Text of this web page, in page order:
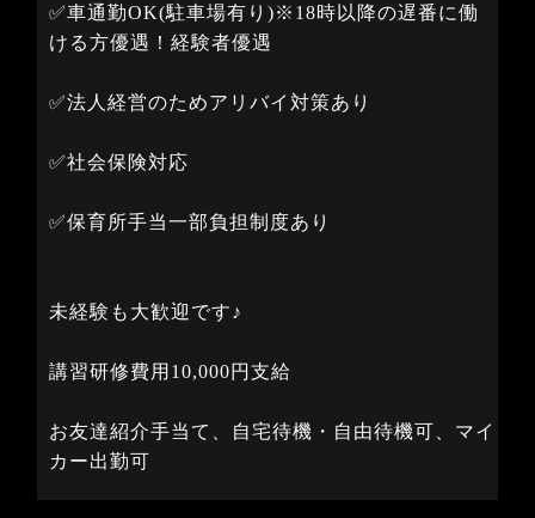
✅車通勤OK(駐車場有り)※18時以降の遅番に働
ける方優遇！経験者優遇
✅法人経営のためアリバイ対策あり
✅社会保険対応
✅保育所手当一部負担制度あり
未経験も大歓迎です♪
講習研修費用10,000円支給
お友達紹介手当て、自宅待機・自由待機可、マイ
カー出勤可